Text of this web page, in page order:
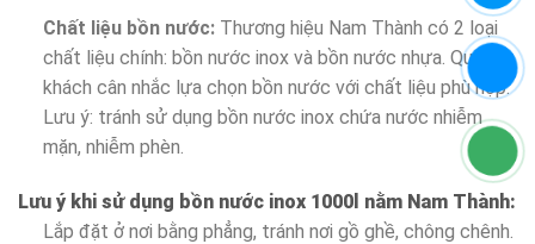
Chất liệu bồn nước: Thương hiệu Nam Thành có 2 loại
chất liệu chính: bồn nước inox và bồn nước nhựa. Quý
khách cân nhắc lựa chọn bồn nước với chất liệu phù hợp.
Lưu ý: tránh sử dụng bồn nước inox chứa nước nhiễm
mặn, nhiễm phèn.
Lưu ý khi sử dụng bồn nước inox 1000l nằm Nam Thành:
Lắp đặt ở nơi bằng phẳng, tránh nơi gồ ghề, chông chênh.